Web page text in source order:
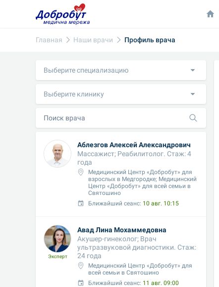
Главная Наши врачи Профиль врача
Выберите специализацию
Выберите клинику
Аблезгов Алексей Александрович
Массажист; Реабилитолог. Стаж: 4
года
Медицинский Центр «Добробут» для
взрослых в Медгородке; Медицинский
Центр «Добробут» для всей семьи в
Святошино
Ближайший сеанс: 10 авг. 10:15
Эксперт
Авад Лина Мохаммедовна
Акушер-гинеколог; Врач
ультразвуковой диагностики. Стаж:
24 года
Медицинский Центр «Добробут» для
всей семьи в Святошино
Ближайший сеанс: 11 авг. 09:00